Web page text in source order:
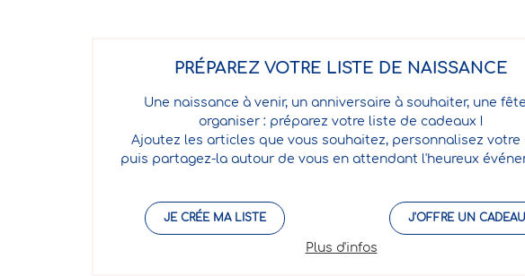
PRÉPAREZ VOTRE LISTE DE NAISSANCE
Une naissance à venir, un anniversaire à souhaiter, une
organiser : préparez votre liste de cadeaux !
Ajoutez les articles que vous souhaitez, personnalisez votre
puis partagez-la autour de vous en attendant l'heureux
JE CRÉE MA LISTE J'OFFRE UN CADEAU
Plus d'infos